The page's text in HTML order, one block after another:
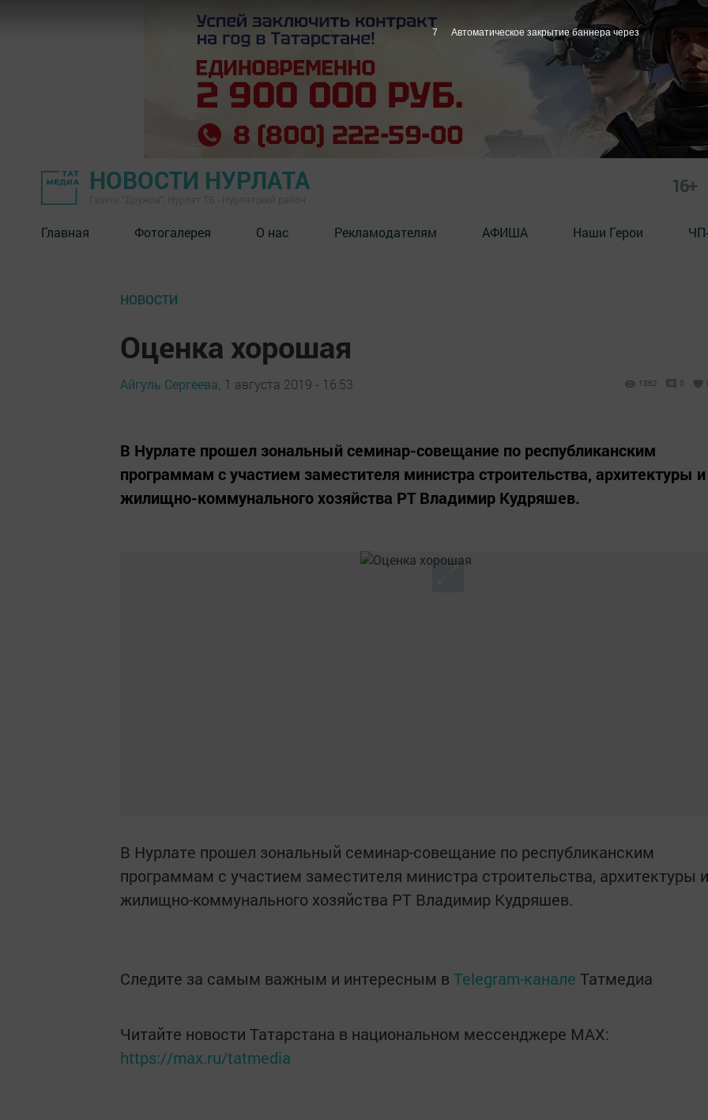
НОВОСТИ НУРЛАТА 16+
Главная Фотогалерея О нас Рекламодателям АФИША Наши Герои
НОВОСТИ
Оценка хорошая
Айгуль Сергеева, 1 августа 2019 - 16:53 1362 0
В Нурлате прошел зональный семинар-совещание по республиканским
программам с участием заместителя министра строительства, архитектуры и
жилищно-коммунального хозяйства РТ Владимир Кудряшев.
В Нурлате прошел зональный семинар-совещание по республиканским
программам с участием заместителя министра строительства, архитектуры и
жилищно-коммунального хозяйства РТ Владимир Кудряшев.
Следите за самым важным и интересным в Telegram-канале Татмедиа
Читайте новости Татарстана в национальном мессенджере MАХ:
https://max.ru/tatmedia
6 Автоматическое закрытие баннера через